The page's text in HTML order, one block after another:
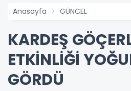
Anasayfa GÜNCEL
KARDEŞ
ETKİNLİĞİ
GÖRDÜ